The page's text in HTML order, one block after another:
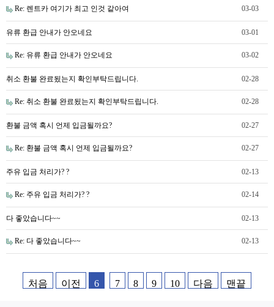
Re: 렌트카 여기가 최고 인것 같아여 03-03
유류 환급 안내가 안오네요 03-01
Re: 유류 환급 안내가 안오네요 03-02
취소 환불 완료됬는지 확인부탁드립니다. 02-28
Re: 취소 환불 완료됬는지 확인부탁드립니다. 02-28
환불 금액 혹시 언제 입금될까요? 02-27
Re: 환불 금액 혹시 언제 입금될까요? 02-27
주유 입금 처리가? ? 02-13
Re: 주유 입금 처리가? ? 02-14
다 좋았습니다~~ 02-13
Re: 다 좋았습니다~~ 02-13
처음 이전 6 7 8 9 10 다음 맨끝